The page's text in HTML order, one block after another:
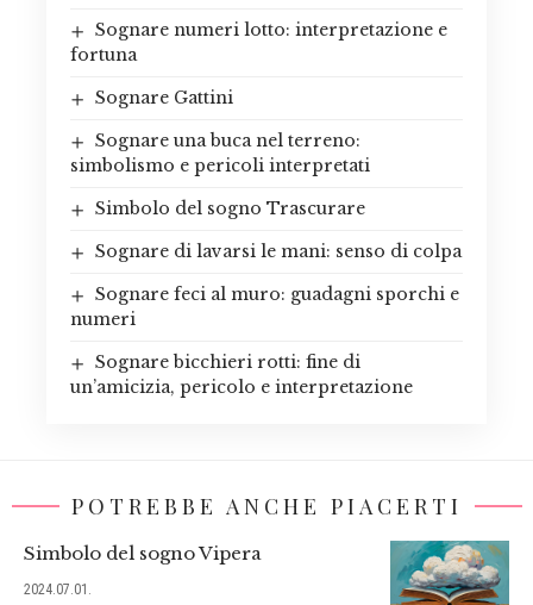
Sognare numeri lotto: interpretazione e
fortuna
Sognare Gattini
Sognare una buca nel terreno:
simbolismo e pericoli interpretati
Simbolo del sogno Trascurare
Sognare di lavarsi le mani: senso di colpa
Sognare feci al muro: guadagni sporchi e
numeri
Sognare bicchieri rotti: fine di
un’amicizia, pericolo e interpretazione
POTREBBE ANCHE PIACERTI
Simbolo del sogno Vipera
2024.07.01.